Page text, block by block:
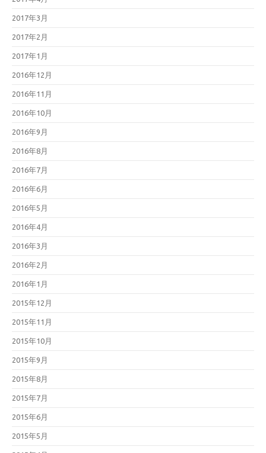
2017年3月
2017年2月
2017年1月
2016年12月
2016年11月
2016年10月
2016年9月
2016年8月
2016年7月
2016年6月
2016年5月
2016年4月
2016年3月
2016年2月
2016年1月
2015年12月
2015年11月
2015年10月
2015年9月
2015年8月
2015年7月
2015年6月
2015年5月